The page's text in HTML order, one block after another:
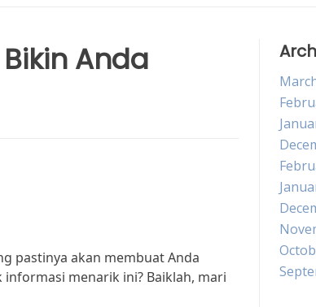
Anda
pastinya akan membuat Anda
menarik ini? Baiklah, mari